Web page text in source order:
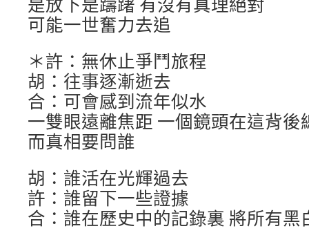
可能一世奮力去追
＊許：無休止爭鬥旅程
胡：往事逐漸逝去
合：可會感到流年似水
一雙眼遠離焦距 一個鏡頭在這背後
而真相要問誰
胡：誰活在光輝過去
許：誰留下一些證據
合：誰在歷史中的記錄裏 將所有黑